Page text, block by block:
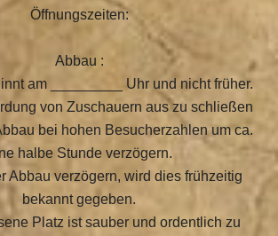
Öffnungszeiten:
Abbau :
am _________ Uhr und nicht früher.
von Zuschauern aus zu schließen
bei hohen Besucherzahlen um ca.
halbe Stunde verzögern.
Abbau verzögern, wird dies frühzeitig
bekannt gegeben.
Platz ist sauber und ordentlich zu